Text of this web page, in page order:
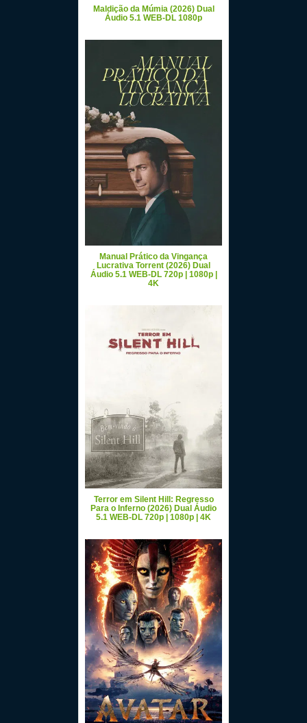
Maldição da Múmia (2026) Dual
Áudio 5.1 WEB-DL 1080p
Manual Prático da Vingança
Lucrativa Torrent (2026) Dual
Áudio 5.1 WEB-DL 720p | 1080p |
4K
Terror em Silent Hill: Regresso
Para o Inferno (2026) Dual Áudio
5.1 WEB-DL 720p | 1080p | 4K